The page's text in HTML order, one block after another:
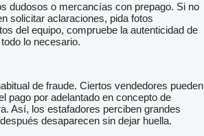
dudosos o mercancías con prepago. Si no
solicitar aclaraciones, pida fotos
del equipo, compruebe la autenticidad de
lo necesario.
de fraude. Ciertos vendedores pueden
pago por adelantado en concepto de
Así, los estafadores perciben grandes
desaparecen sin dejar huella.